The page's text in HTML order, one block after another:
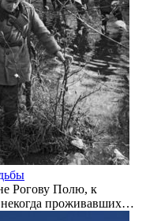
Рогову Полю, к
некогда проживавших…